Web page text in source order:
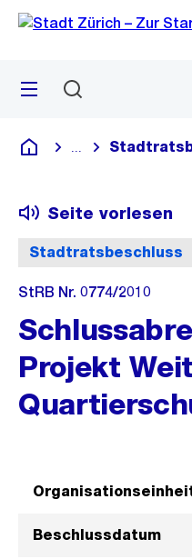
Navigation
Sprunglink
Menü
Deutsch
Blende alle
Stadtratsbeschluss
Seite vorlesen
StRB Nr. 0774/2010
Projekt
Beschlussdatum